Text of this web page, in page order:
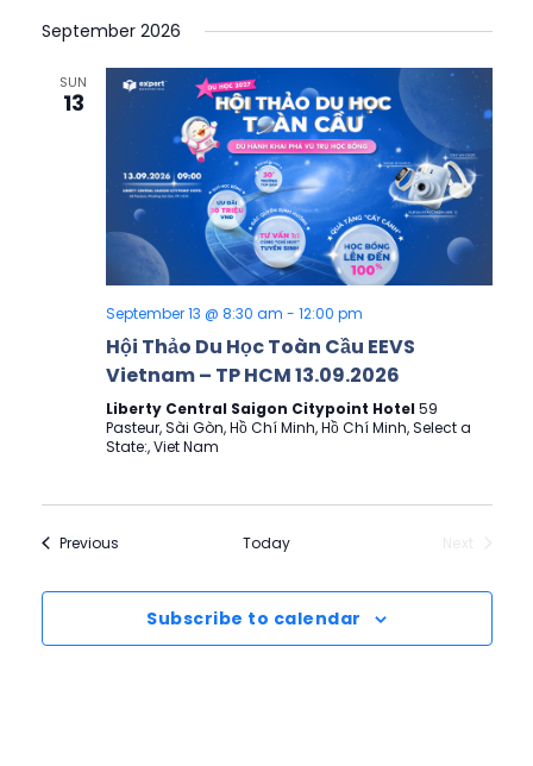
Search
and
Views
date.
September 2026
SUN
13
September 13 @ 8:30 am - 12:00 pm
Hội Thảo Du Học Toàn Cầu EEVS
Vietnam – TP HCM 13.09.2026
Liberty Central Saigon Citypoint Hotel 59
Pasteur, Sài Gòn, Hồ Chí Minh, Hồ Chí Minh, Select a
State:, Viet Nam
PreviousEvents Today
Subscribe to calendar